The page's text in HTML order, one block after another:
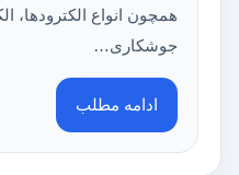
همچون انواع الکترودها،
جوشکاری…
ادامه مطلب